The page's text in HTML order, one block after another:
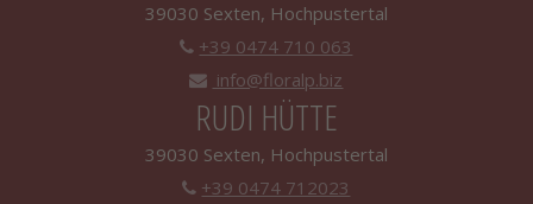
39030 Sexten, Hochpustertal
+39 0474 710 063
info@floralp.biz
RUDI HÜTTE
39030 Sexten, Hochpustertal
+39 0474 712023